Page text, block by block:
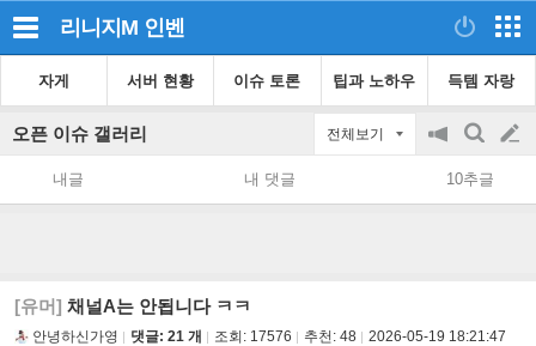
리니지M 인벤
자게 서버 현황 이슈 토론 팁과 노하우 득템 자랑
오픈 이슈 갤러리 전체보기
공
지
on/off
검
색
글
쓰
내글 내 댓글 10추글
[유머] 채널A는 안됩니다 ㅋㅋ
안녕하신가영 댓글: 21 개 조회: 17576 추천: 48 2026-05-19 18:21:47